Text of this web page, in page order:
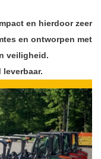
en hierdoor zeer
en ontworpen met
veiligheid.